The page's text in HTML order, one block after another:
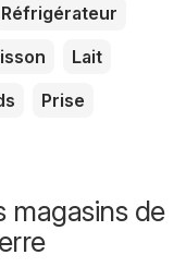
Réfrigérateur
Lait
Prise
magasins de